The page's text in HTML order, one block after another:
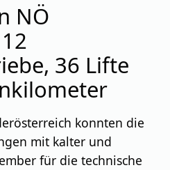
NÖ
36 Lifte
konnten die
mit kalter und
für die technische